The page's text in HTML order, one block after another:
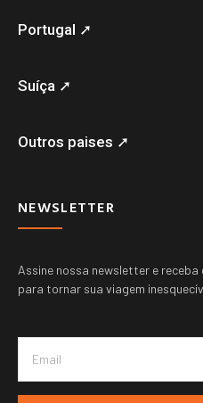
Portugal ➚
Suíça ➚
Outros paises ➚
NEWSLETTER
Assine nossa newsletter e
para tornar sua viagem